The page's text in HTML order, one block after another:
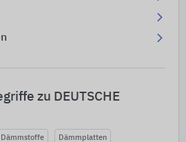
zu DEUTSCHE
Dämmplatten